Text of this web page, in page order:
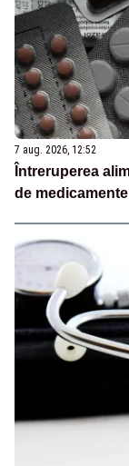
7 aug. 2026, 12:52
Întreruperea
de